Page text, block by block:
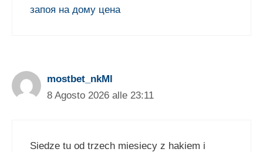
запоя на дому цена
mostbet_nkMl
8 Agosto 2026 alle 23:11
Siedze tu od trzech miesiecy z hakiem i